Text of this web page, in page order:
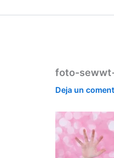
foto-
Deja un